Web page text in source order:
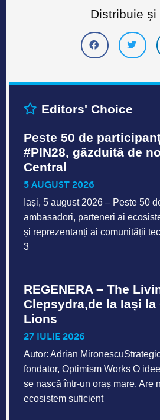
Distribuie și
Editors' Choice
Peste 50 de
#PIN28, găzduită de
Central
5 AUGUST 2026
Iași, 5 august 2026 – Peste 50
ambasadori, parteneri ai
și reprezentanți ai comunității
3
REGENERA – The
Clepsydra,de la Iași la
Lions
27 IULIE 2026
Autor: Adrian
fondator, Optimism Works O
se nască într-un oraș mare. Are
ecosistem suficient